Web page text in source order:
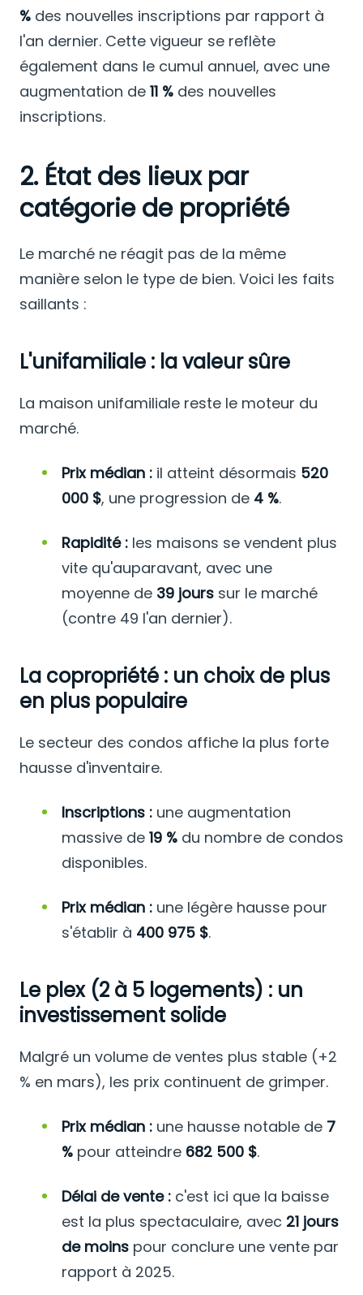
% des nouvelles inscriptions par rapport à
l'an dernier. Cette vigueur se reflète
également dans le cumul annuel, avec une
augmentation de 11 % des nouvelles
inscriptions.
2. État des lieux par
catégorie de propriété
Le marché ne réagit pas de la même
manière selon le type de bien. Voici les faits
saillants :
L'unifamiliale : la valeur sûre
La maison unifamiliale reste le moteur du
marché.
Prix médian : il atteint désormais 520
000 $, une progression de 4 %.
Rapidité : les maisons se vendent plus
vite qu'auparavant, avec une
moyenne de 39 jours sur le marché
(contre 49 l'an dernier).
La copropriété : un choix de plus
en plus populaire
Le secteur des condos affiche la plus forte
hausse d'inventaire.
Inscriptions : une augmentation
massive de 19 % du nombre de condos
disponibles.
Prix médian : une légère hausse pour
s'établir à 400 975 $.
Le plex (2 à 5 logements) : un
investissement solide
Malgré un volume de ventes plus stable (+2
% en mars), les prix continuent de grimper.
Prix médian : une hausse notable de 7
% pour atteindre 682 500 $.
Délai de vente : c'est ici que la baisse
est la plus spectaculaire, avec 21 jours
de moins pour conclure une vente par
rapport à 2025.